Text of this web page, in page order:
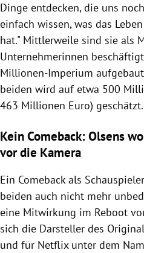
Dinge entdecken, die uns
einfach wissen, was das
hat." Mittlerweile sind sie als
Unternehmerinnen
Millionen-Imperium
beiden wird auf etwa 500
463 Millionen Euro) geschätzt.
Kein Comeback: Olsens
vor die Kamera
Ein Comeback als
beiden auch nicht mehr
eine Mitwirkung im Reboot
sich die Darsteller des
und für Netflix unter dem